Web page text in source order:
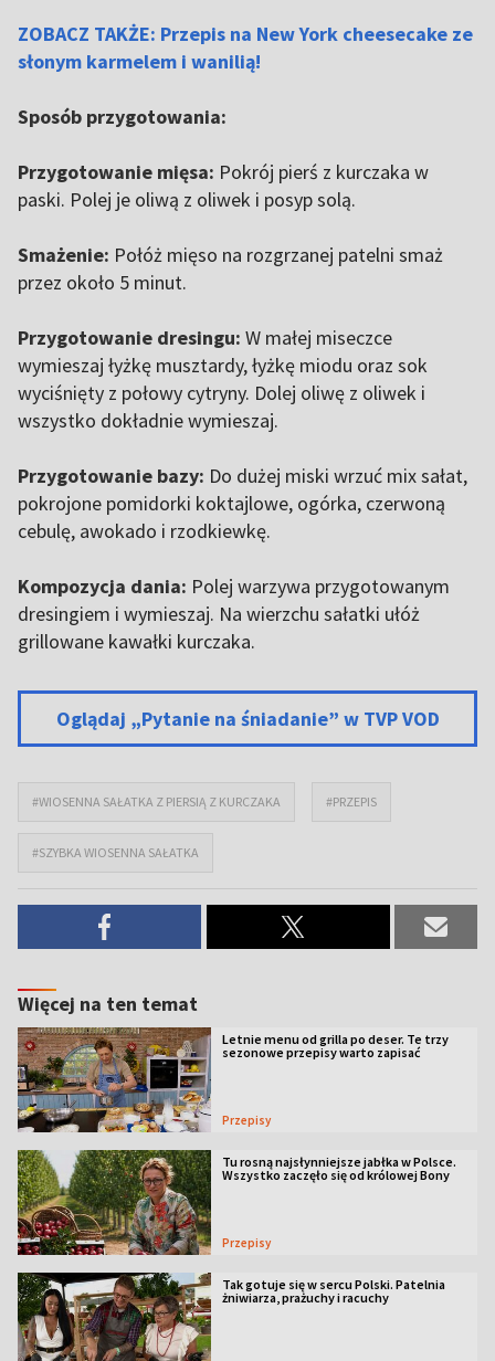
ZOBACZ TAKŻE: Przepis na New York cheesecake ze
słonym karmelem i wanilią!
Sposób przygotowania:
Przygotowanie mięsa: Pokrój pierś z kurczaka w
paski. Polej je oliwą z oliwek i posyp solą.
Smażenie: Połóż mięso na rozgrzanej patelni smaż
przez około 5 minut.
Przygotowanie dresingu: W małej miseczce
wymieszaj łyżkę musztardy, łyżkę miodu oraz sok
wyciśnięty z połowy cytryny. Dolej oliwę z oliwek i
wszystko dokładnie wymieszaj.
Przygotowanie bazy: Do dużej miski wrzuć mix sałat,
pokrojone pomidorki koktajlowe, ogórka, czerwoną
cebulę, awokado i rzodkiewkę.
Kompozycja dania: Polej warzywa przygotowanym
dresingiem i wymieszaj. Na wierzchu sałatki ułóż
grillowane kawałki kurczaka.
Oglądaj „Pytanie na śniadanie” w TVP VOD
#WIOSENNA SAŁATKA Z PIERSIĄ Z KURCZAKA #PRZEPIS
#SZYBKA WIOSENNA SAŁATKA
Więcej na ten temat
Letnie menu od grilla po deser. Te trzy
sezonowe przepisy warto zapisać
Przepisy
Tu rosną najsłynniejsze jabłka w Polsce.
Wszystko zaczęło się od królowej Bony
Przepisy
Tak gotuje się w sercu Polski. Patelnia
żniwiarza, prażuchy i racuchy